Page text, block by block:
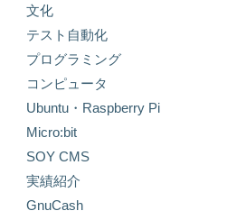
文化
テスト自動化
プログラミング
コンピュータ
Ubuntu・Raspberry Pi
Micro:bit
SOY CMS
実績紹介
GnuCash